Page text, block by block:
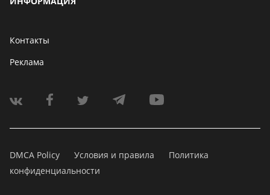
Контакты
Реклама
DMCA Policy Условия и правила
Политика
конфиденциальности